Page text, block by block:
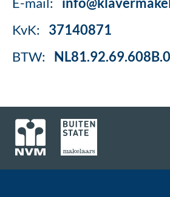
KvK:
37140871
BTW: